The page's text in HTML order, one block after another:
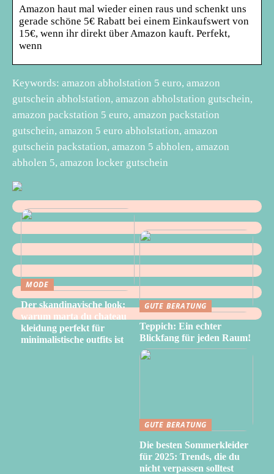
Amazon haut mal wieder einen raus und schenkt uns
gerade schöne 5€ Rabatt bei einem Einkaufswert von
15€, wenn ihr direkt über Amazon kauft. Perfekt,
wenn
Keywords: amazon abholstation 5 euro, amazon
gutschein abholstation, amazon abholstation gutschein,
amazon packstation 5 euro, amazon packstation
gutschein, amazon 5 euro abholstation, amazon
gutschein packstation, amazon 5 abholen, amazon
abholen 5, amazon locker gutschein
MODE
Der skandinavische look:
warum marta du chateau
kleidung perfekt für
minimalistische outfits ist
GUTE BERATUNG
Teppich: Ein echter
Blickfang für jeden Raum!
GUTE BERATUNG
Die besten Sommerkleider
für 2025: Trends, die du
nicht verpassen solltest